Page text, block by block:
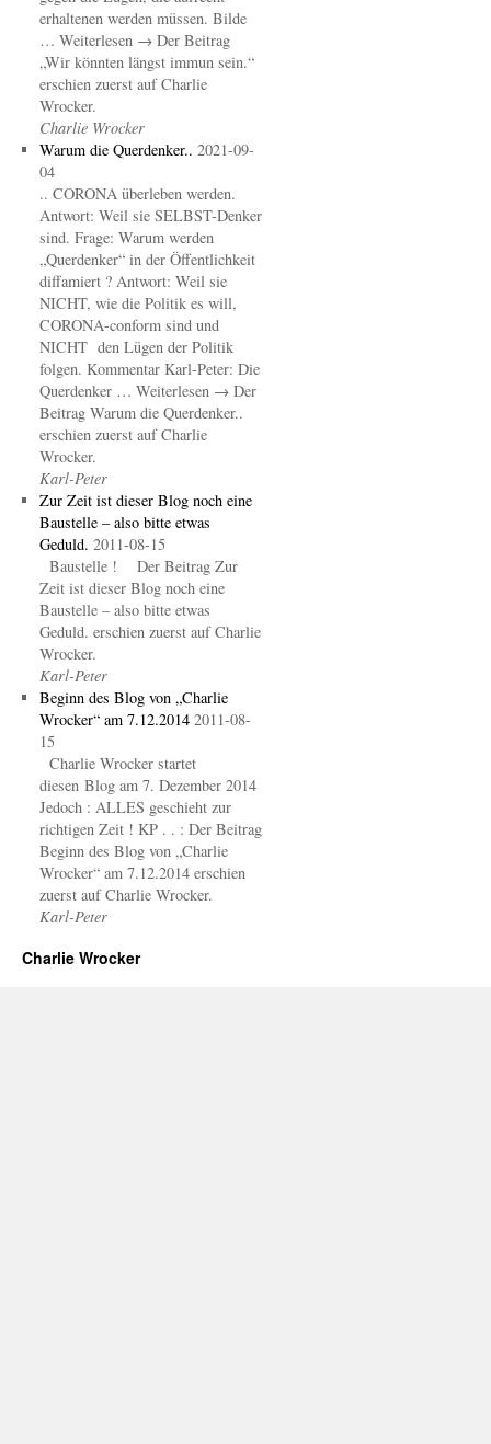
erhaltenen werden müssen. Bilde
… Weiterlesen → Der Beitrag
„Wir könnten längst immun sein.“
erschien zuerst auf Charlie
Wrocker.
Charlie Wrocker
Warum die Querdenker.. 2021-09-
04
.. CORONA überleben werden.
Antwort: Weil sie SELBST-Denker
sind. Frage: Warum werden
„Querdenker“ in der Öffentlichkeit
diffamiert ? Antwort: Weil sie
NICHT, wie die Politik es will,
CORONA-conform sind und
NICHT den Lügen der Politik
folgen. Kommentar Karl-Peter: Die
Querdenker … Weiterlesen → Der
Beitrag Warum die Querdenker..
erschien zuerst auf Charlie
Wrocker.
Karl-Peter
Zur Zeit ist dieser Blog noch eine
Baustelle – also bitte etwas
Geduld. 2011-08-15
Baustelle ! Der Beitrag Zur
Zeit ist dieser Blog noch eine
Baustelle – also bitte etwas
Geduld. erschien zuerst auf Charlie
Wrocker.
Karl-Peter
Beginn des Blog von „Charlie
Wrocker“ am 7.12.2014 2011-08-
15
Charlie Wrocker startet
diesen Blog am 7. Dezember 2014
Jedoch : ALLES geschieht zur
richtigen Zeit ! KP . . : Der Beitrag
Beginn des Blog von „Charlie
Wrocker“ am 7.12.2014 erschien
zuerst auf Charlie Wrocker.
Karl-Peter
Charlie Wrocker